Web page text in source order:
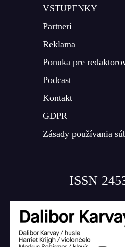
VSTUPENKY
Partneri
Reklama
Ponuka pre
Podcast
Kontakt
GDPR
Zásady používania
ISSN